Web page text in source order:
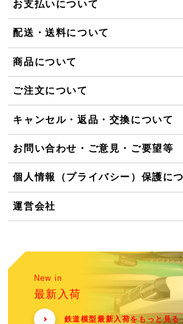
お支払いについて
配送・送料について
商品について
ご注文について
キャンセル・返品・交換について
お問い合わせ・ご意見・ご要望等
個人情報（プライバシー）保護に
運営会社
New in
最新入荷
鉄道模型最新入荷をもっと見る